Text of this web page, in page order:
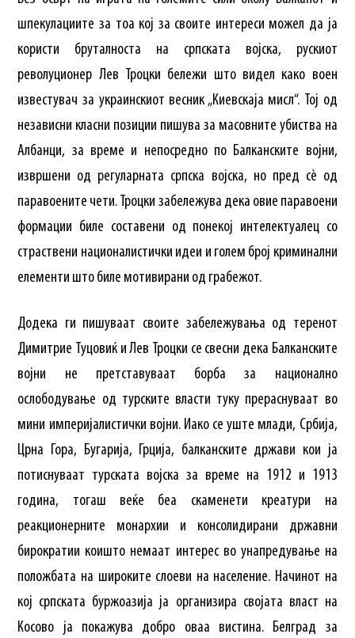
шпекулациите за тоа кој за своите интереси можел да ја
користи бруталноста на српската војска, рускиот
револуционер Лев Троцки бележи што видел како воен
известувач за украинскиот весник „Киевскаја мисл“. Тој од
независни класни позиции пишува за масовните убиства на
Албанци, за време и непосредно по Балканските војни,
извршени од регуларната српска војска, но пред сè од
паравоените чети. Троцки забележува дека овие паравоени
формации биле составени од понекој интелектуалец со
страствени националистички идеи и голем број криминални
елементи што биле мотивирани од грабежот.
Додека ги пишуваат своите забележувања од теренот
Димитрие Туцовиќ и Лев Троцки се свесни дека Балканските
војни не претставуваат борба за национално
ослободување од турските власти туку прераснуваат во
мини империјалистички војни. Иако се уште млади, Србија,
Црна Гора, Бугарија, Грција, балканските држави кои ја
потиснуваат турската војска за време на 1912 и 1913
година, тогаш веќе беа скаменети креатури на
реакционерните монархии и консолидирани државни
бирократии коишто немаат интерес во унапредување на
положбата на широките слоеви на население. Начинот на
кој српската буржоазија ја организира својата власт на
Косово ја покажува добро оваа вистина. Белград за